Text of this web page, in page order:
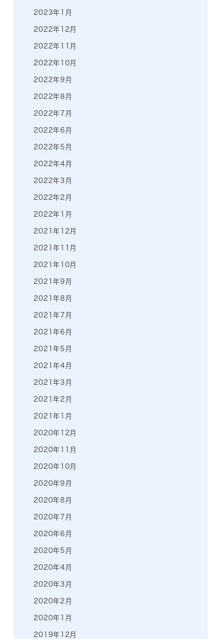
2023年1月
2022年12月
2022年11月
2022年10月
2022年9月
2022年8月
2022年7月
2022年6月
2022年5月
2022年4月
2022年3月
2022年2月
2022年1月
2021年12月
2021年11月
2021年10月
2021年9月
2021年8月
2021年7月
2021年6月
2021年5月
2021年4月
2021年3月
2021年2月
2021年1月
2020年12月
2020年11月
2020年10月
2020年9月
2020年8月
2020年7月
2020年6月
2020年5月
2020年4月
2020年3月
2020年2月
2020年1月
2019年12月